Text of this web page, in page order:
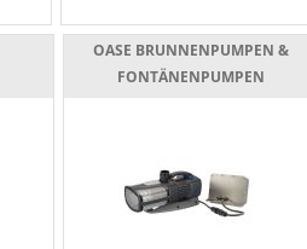
OASE BRUNNENPUMPEN &
FONTÄNENPUMPEN